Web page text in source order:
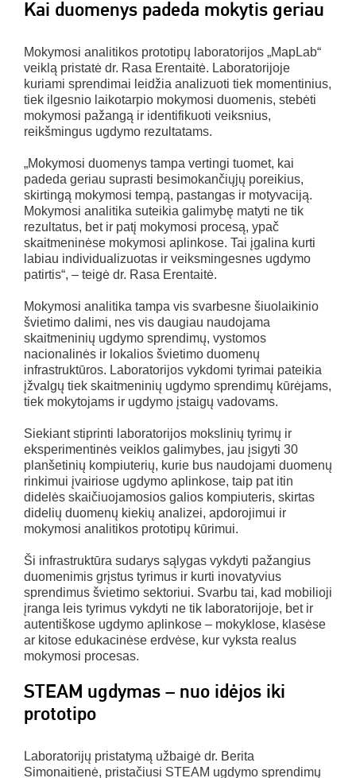
Kai duomenys padeda mokytis geriau
Mokymosi analitikos prototipų laboratorijos „MapLab“
veiklą pristatė dr. Rasa Erentaitė. Laboratorijoje
kuriami sprendimai leidžia analizuoti tiek momentinius,
tiek ilgesnio laikotarpio mokymosi duomenis, stebėti
mokymosi pažangą ir identifikuoti veiksnius,
reikšmingus ugdymo rezultatams.
„Mokymosi duomenys tampa vertingi tuomet, kai
padeda geriau suprasti besimokančiųjų poreikius,
skirtingą mokymosi tempą, pastangas ir motyvaciją.
Mokymosi analitika suteikia galimybę matyti ne tik
rezultatus, bet ir patį mokymosi procesą, ypač
skaitmeninėse mokymosi aplinkose. Tai įgalina kurti
labiau individualizuotas ir veiksmingesnes ugdymo
patirtis“, – teigė dr. Rasa Erentaitė.
Mokymosi analitika tampa vis svarbesne šiuolaikinio
švietimo dalimi, nes vis daugiau naudojama
skaitmeninių ugdymo sprendimų, vystomos
nacionalinės ir lokalios švietimo duomenų
infrastruktūros. Laboratorijos vykdomi tyrimai pateikia
įžvalgų tiek skaitmeninių ugdymo sprendimų kūrėjams,
tiek mokytojams ir ugdymo įstaigų vadovams.
Siekiant stiprinti laboratorijos mokslinių tyrimų ir
eksperimentinės veiklos galimybes, jau įsigyti 30
planšetinių kompiuterių, kurie bus naudojami duomenų
rinkimui įvairiose ugdymo aplinkose, taip pat itin
didelės skaičiuojamosios galios kompiuteris, skirtas
didelių duomenų kiekių analizei, apdorojimui ir
mokymosi analitikos prototipų kūrimui.
Ši infrastruktūra sudarys sąlygas vykdyti pažangius
duomenimis grįstus tyrimus ir kurti inovatyvius
sprendimus švietimo sektoriui. Svarbu tai, kad mobilioji
įranga leis tyrimus vykdyti ne tik laboratorijoje, bet ir
autentiškose ugdymo aplinkose – mokyklose, klasėse
ar kitose edukacinėse erdvėse, kur vyksta realus
mokymosi procesas.
STEAM ugdymas – nuo idėjos iki
prototipo
Laboratorijų pristatymą užbaigė dr. Berita
Simonaitienė, pristačiusi STEAM ugdymo sprendimų